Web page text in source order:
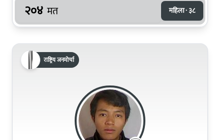
२०४ मत महिला · ३८
राष्ट्रिय जनमोर्चा